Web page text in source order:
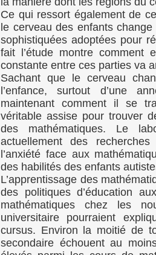
Ce qui ressort également de
le cerveau des enfants
sophistiquées adoptées pour
fait l’étude montre comment
constante entre ces parties va
Sachant que le cerveau
l’enfance, surtout d’une
maintenant comment il se
véritable assise pour trouver
des mathématiques. Le
actuellement des
l’anxiété face aux
des habilités des enfants
L’apprentissage des
des politiques d’éducation
mathématiques chez les
universitaire pourraient
cursus. Environ la moitié de
secondaire échouent au